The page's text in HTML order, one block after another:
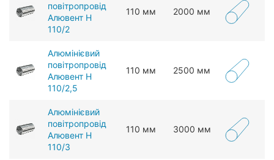
повітропровід
Алювент Н
110/2
110 мм 2000 мм
Алюмінієвий
повітропровід
Алювент Н
110/2,5
110 мм 2500 мм
Алюмінієвий
повітропровід
Алювент Н
110/3
110 мм 3000 мм